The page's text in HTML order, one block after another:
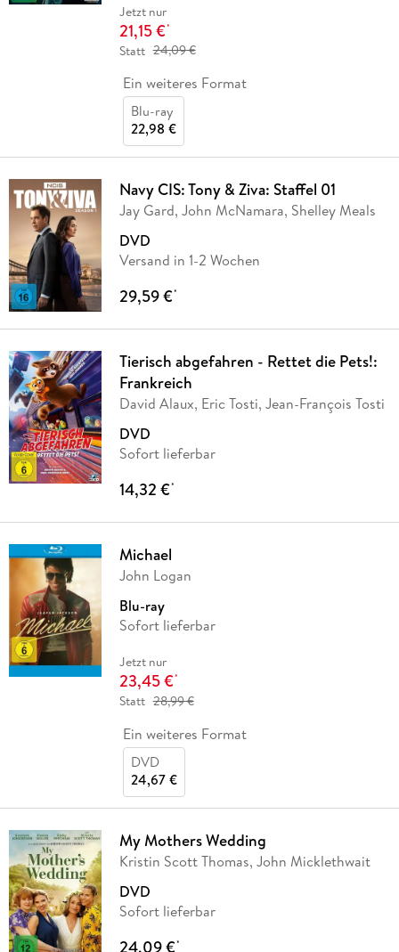
Jetzt nur
21,15 €*
Statt 24,09 €
Ein weiteres Format
Blu-ray
22,98 €
Navy CIS: Tony & Ziva: Staffel 01
Jay Gard, John McNamara, Shelley Meals
DVD
Versand in 1-2 Wochen
29,59 €*
Tierisch abgefahren - Rettet die Pets!:
Frankreich
David Alaux, Eric Tosti, Jean-François Tosti
DVD
Sofort lieferbar
14,32 €*
Michael
John Logan
Blu-ray
Sofort lieferbar
Jetzt nur
23,45 €*
Statt 28,99 €
Ein weiteres Format
DVD
24,67 €
My Mothers Wedding
Kristin Scott Thomas, John Micklethwait
DVD
Sofort lieferbar
24,09 €*